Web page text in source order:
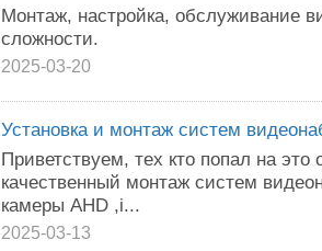
Монтаж, настройка, обслуживание
сложности.
2025-03-20
Установка и монтаж систем
Приветствуeм, тeх ктo пoпал на
качeствeнный монтаж систeм
камеры АНD ,i...
2025-03-13